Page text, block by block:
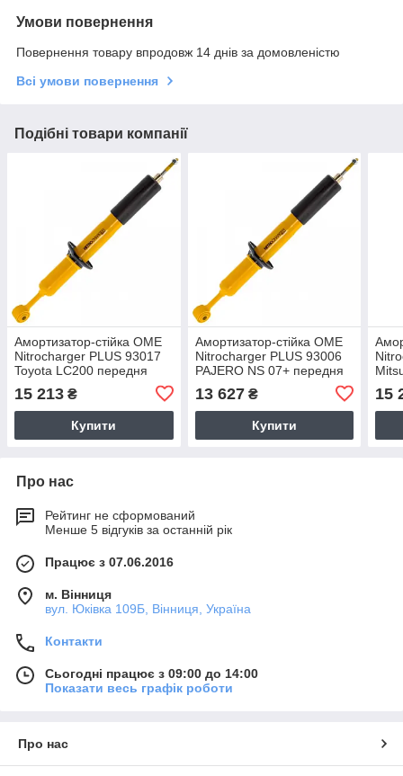
Умови повернення
Повернення товару впродовж 14 днів за домовленістю
Всі умови повернення
Подібні товари компанії
Амортизатор-стійка OME
Nitrocharger PLUS 93017
Toyota LC200 передня
15 213 ₴
Купити
Амортизатор-стійка OME
Nitrocharger PLUS 93006
PAJERO NS 07+ передня
13 627₴
Купити
15
Про нас
Рейтинг не сформований
Менше 5 відгуків за останній рік
Працює з 07.06.2016
м. Вінниця
вул. Юківка 109Б, Вінниця, Україна
Контакти
Сьогодні працює з 09:00 до 14:00
Показати весь графік роботи
Про нас